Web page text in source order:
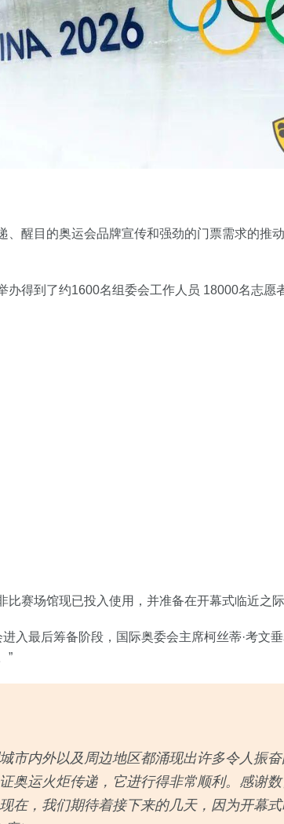
、醒目的奥运会品牌宣传和强劲的门票需求的推
办得到了约1600名组委会工作人员 18000名志愿
比赛场馆现已投入使用，并准备在开幕式临近之
入最后筹备阶段，国际奥委会主席柯丝蒂·考文
”
市内外以及周边地区都涌现出许多令人振
奥运火炬传递，它进行得非常顺利。感谢
在，我们期待着接下来的几天，因为开幕